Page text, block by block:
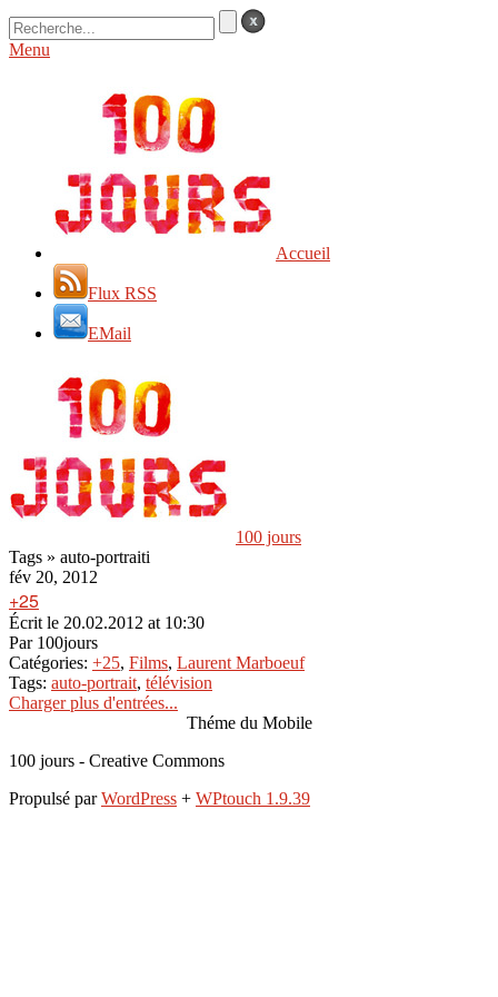
Menu
Accueil
Flux RSS
EMail
100 jours
Tags » auto-portraiti
fév 20, 2012
+25
Écrit le 20.02.2012 at 10:30
Par100jours
Catégories: +25, Films, Laurent Marboeuf
Tags: auto-portrait, télévision
Charger plus d'entrées...
Théme du Mobile
100 jours - Creative Commons
Propulsé parWordPress + WPtouch 1.9.39